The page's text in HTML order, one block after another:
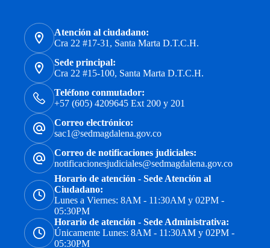
Atención al ciudadano:
Cra 22 #17-31, Santa Marta D.T.C.H.
Sede principal:
Cra 22 #15-100, Santa Marta D.T.C.H.
Teléfono conmutador:
+57 (605) 4209645 Ext 200 y 201
Correo electrónico:
sac1@sedmagdalena.gov.co
Correo de notificaciones judiciales:
notificacionesjudiciales@sedmagdalena.gov.co
Horario de atención - Sede Atención al
Ciudadano:
Lunes a Viernes: 8AM - 11:30AM y 02PM -
05:30PM
Horario de atención - Sede Administrativa:
Únicamente Lunes: 8AM - 11:30AM y 02PM -
05:30PM